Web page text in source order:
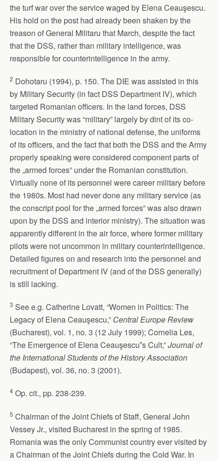
the turf war over the service waged by Elena Ceauşescu.
His hold on the post had already been shaken by the
treason of General Militaru that March, despite the fact
that the DSS, rather than military intelligence, was
responsible for counterintelligence in the army.
2 Dohotaru (1994), p. 150. The DIE was assisted in this
by Military Security (in fact DSS Department IV), which
targeted Romanian officers. In the land forces, DSS
Military Security was “military” largely by dint of its co-
location in the ministry of national defense, the uniforms
of its officers, and the fact that both the DSS and the Army
properly speaking were considered component parts of
the „armed forces” under the Romanian constitution.
Virtually none of its personnel were career military before
the 1980s. Most had never done any military service (as
the conscript pool for the „armed forces” was also drawn
upon by the DSS and interior ministry). The situation was
apparently different in the air force, where former military
pilots were not uncommon in military counterintelligence.
Detailed figures on and research into the personnel and
recruitment of Department IV (and of the DSS generally)
is still lacking.
3 See e.g. Catherine Lovatt, “Women in Politics: The
Legacy of Elena Ceauşescu,” Central Europe Review
(Bucharest), vol. 1, no. 3 (12 July 1999); Cornelia Les,
“The Emergence of Elena Ceauşescu‟s Cult,”Journal of
the International Students of the History Association
(Budapest), vol. 36, no. 3 (2001).
4 Op. cit., pp. 238-239.
5 Chairman of the Joint Chiefs of Staff, General John
Vessey Jr., visited Bucharest in the spring of 1985.
Romania was the only Communist country ever visited by
a Chairman of the Joint Chiefs during the Cold War. In